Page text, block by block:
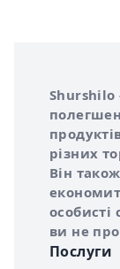
Про
Shurshilo
різних
Він
ви не
Послуги